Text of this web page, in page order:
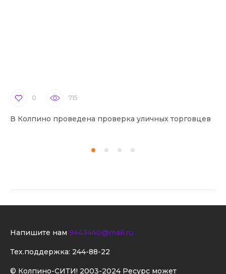
0 715
В Колпино проведена проверка уличных торговцев
© Колпино-СИТИ! 2003-2024 Ресурс может
Напишите нам 9443440@mail.ru
Тех.поддержка: 244-88-22